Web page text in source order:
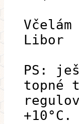
Libor
PS:
topné